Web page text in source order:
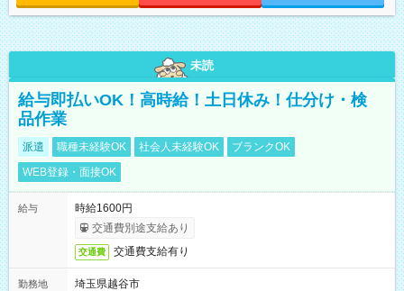
未読
給与即払いOK！高時給！土日休み！仕分け・検
品作業
派遣 職種未経験OK 社会人未経験OK
ブランクOK
WEB登録・面接OK
給与
時給1600円
交通費別途支給あり
交通費 交通費支給有り
勤務地
埼玉県越谷市